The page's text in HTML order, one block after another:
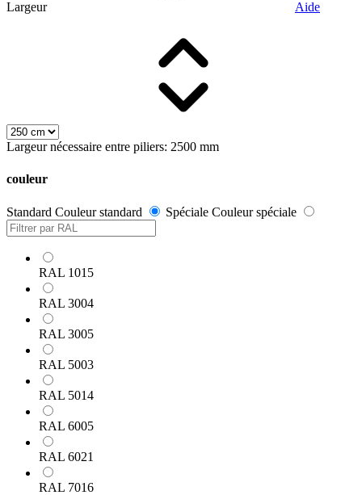
Largeur Aide
Largeur nécessaire entre piliers: 2500 mm
couleur
Standard Couleur standard Spéciale Couleur spéciale
RAL 1015
RAL 3004
RAL 3005
RAL 5003
RAL 5014
RAL 6005
RAL 6021
RAL 7016